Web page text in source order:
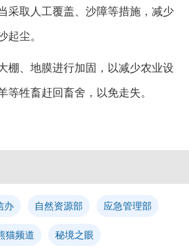
采取人工覆盖、沙障等措施，减少
尘。
棚、地膜进行加固，以减少农业设
牲畜赶回畜舍，以免走失。
办 自然资源部 应急管理部
猫频道 秘境之眼